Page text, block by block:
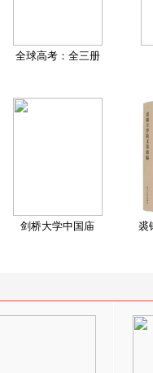
全球高考：全三册
剑桥大学中国庙 裘